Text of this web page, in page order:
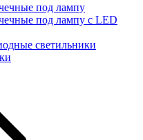
под лампу
под лампу с LED
светильники